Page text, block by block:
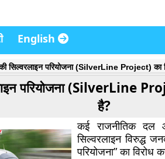
English
सिल्वरलाइन परियोजना (SilverLine Project) का
परियोजना (SilverLine
है?
कई राजनीतिक
सिल्वरलाइन विरुद्ध
परियोजना” का विरोध